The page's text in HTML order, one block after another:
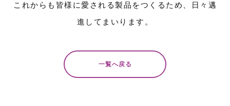
これからも皆様に愛される製品をつくるため、日々邁
進してまいります。
一覧へ戻る